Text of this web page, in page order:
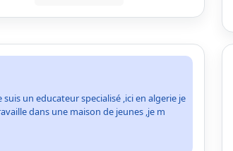
suis un educateur specialisé ,ici en algerie je
dans une maison de jeunes ,je m